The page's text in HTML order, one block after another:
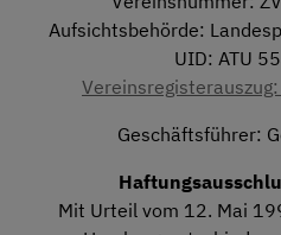
Aufsichtsbehörde:
UID: ATU
Geschäftsführer:
Mit Urteil vom 12. Mai